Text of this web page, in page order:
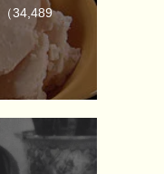
（34,489